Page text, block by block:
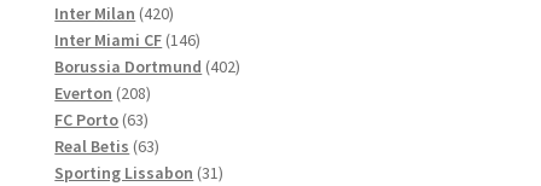
Inter Milan 420420
produkter
Inter Miami CF 146146
produkter
Borussia Dortmund 402402
Everton 208208
produkter
FC Porto 6363
produkter
Real Betis 6363
produkter
Sporting Lissabon 3131